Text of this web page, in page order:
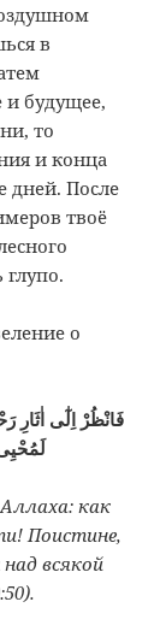
в
и будущее,
то
и конца
дней. После
твоё
о
как
Поистине,
всякой